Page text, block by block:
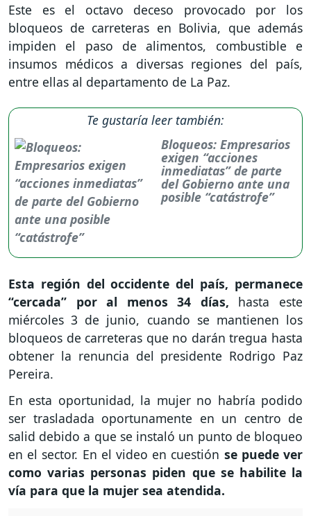
Este es el octavo deceso provocado por los
bloqueos de carreteras en Bolivia, que además
impiden el paso de alimentos, combustible e
insumos médicos a diversas regiones del país,
entre ellas al departamento de La Paz.
Te gustaría leer también:
Bloqueos: Empresarios
exigen “acciones
inmediatas” de parte
del Gobierno ante una
posible “catástrofe”
Esta región del occidente del país, permanece
“cercada” por al menos 34 días, hasta este
miércoles 3 de junio, cuando se mantienen los
bloqueos de carreteras que no darán tregua hasta
obtener la renuncia del presidente Rodrigo Paz
Pereira.
En esta oportunidad, la mujer no habría podido
ser trasladada oportunamente en un centro de
salid debido a que se instaló un punto de bloqueo
en el sector. En el video en cuestión se puede ver
como varias personas piden que se habilite la
vía para que la mujer sea atendida.